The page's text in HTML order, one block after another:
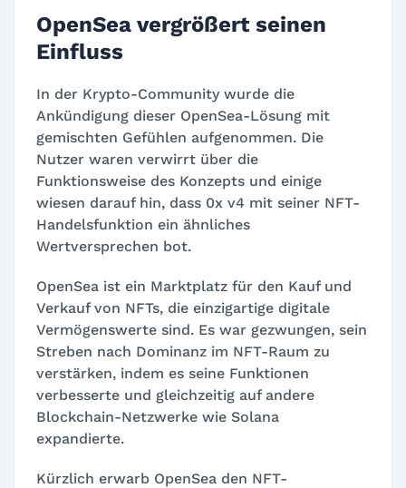
OpenSea vergrößert seinen
Einfluss
In der Krypto-Community wurde die
Ankündigung dieser OpenSea-Lösung mit
gemischten Gefühlen aufgenommen. Die
Nutzer waren verwirrt über die
Funktionsweise des Konzepts und einige
wiesen darauf hin, dass 0x v4 mit seiner NFT-
Handelsfunktion ein ähnliches
Wertversprechen bot.
OpenSea ist ein Marktplatz für den Kauf und
Verkauf von NFTs, die einzigartige digitale
Vermögenswerte sind. Es war gezwungen, sein
Streben nach Dominanz im NFT-Raum zu
verstärken, indem es seine Funktionen
verbesserte und gleichzeitig auf andere
Blockchain-Netzwerke wie Solana
expandierte.
Kürzlich erwarb OpenSea den NFT-